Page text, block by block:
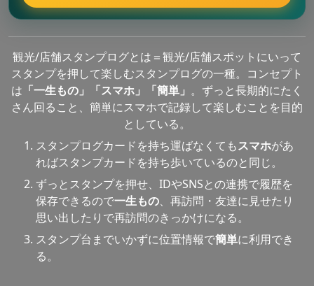
観光/店舗スタンプログとは＝観光/店舗スポットにいって
スタンプを押して楽しむスタンプログの一種。コンセプト
は 「一生もの」「スマホ」「簡単」 。ずっと長期的にたく
さん回ること、簡単にスマホで記録して楽しむことを目的
としている。
スタンプログカードを持ち運ばなくてもスマホがあ
ればスタンプカードを持ち歩いているのと同じ。
ずっとスタンプを押せ、IDやSNSとの連携で履歴を
保存できるので一生もの、再訪問・友達に見せたり
思い出したりで再訪問のきっかけになる。
スタンプ台までいかずに位置情報で簡単に利用でき
る。